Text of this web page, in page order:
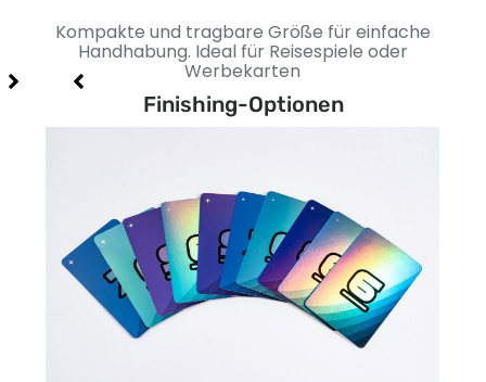
Kompakte und tragbare Größe für einfache
Handhabung. Ideal für Reisespiele oder
Werbekarten
Finishing-Optionen